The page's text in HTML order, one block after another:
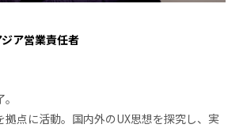
ア営業責任者
拠点に活動。国内外のUX思想を探究し、実